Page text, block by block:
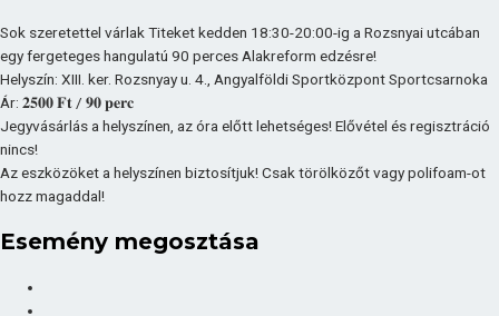
Sok szeretettel várlak Titeket kedden 18:30-20:00-ig a Rozsnyai utcában
egy fergeteges hangulatú 90 perces Alakreform edzésre!
Helyszín: XIII. ker. Rozsnyay u. 4., Angyalföldi Sportközpont Sportcsarnoka
Ár: 𝟐𝟓𝟎𝟎 𝐅𝐭 / 𝟗𝟎 𝐩𝐞𝐫𝐜
Jegyvásárlás a helyszínen, az óra előtt lehetséges! Elővétel és regisztráció
nincs!
Az eszközöket a helyszínen biztosítjuk! Csak törölközőt vagy polifoam-ot
hozz magaddal!
Esemény megosztása